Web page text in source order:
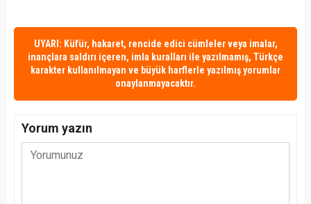
UYARI: Küfür, hakaret, rencide edici cümleler veya imalar,
inançlara saldırı içeren, imla kuralları ile yazılmamış, Türkçe
karakter kullanılmayan ve büyük harflerle yazılmış yorumlar
onaylanmayacaktır.
Yorum yazın